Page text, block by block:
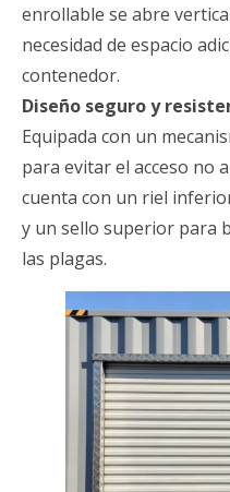
enrollable se abre
necesidad de espacio
contenedor.
Diseño seguro y
Equipada con un
para evitar el acceso no
cuenta con un riel
y un sello superior para
las plagas.